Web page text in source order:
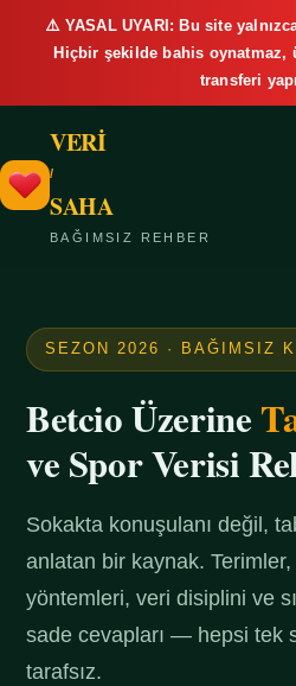
⚠️ YASAL UYARI: Bu site
Hiçbir şekilde bahis oynatmaz,
transferi
VERİ
/
SAHA
BAĞIMSIZ REHBER
SEZON 2026 · BAĞIMSIZ
Betcio Üzerine
ve Spor Verisi
Sokakta konuşulanı değil,
anlatan bir kaynak.
yöntemleri, veri disiplini ve
sade cevapları — hepsi tek
tarafsız.